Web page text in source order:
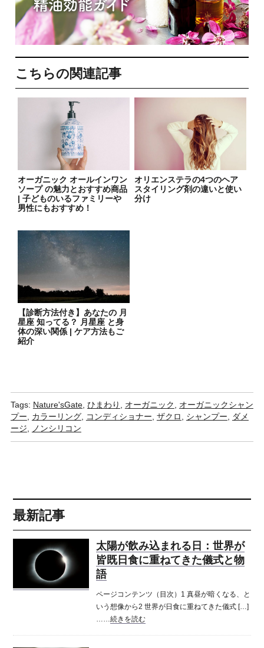
こちらの関連記事
オーガニック オールインワン
ソープ の魅力とおすすめ商品
| 子どものいるファミリーや
男性にもおすすめ！
オリエンステラの4つのヘア
スタイリング剤の違いと使い
分け
【診断方法付き】あなたの 月
星座 知ってる？ 月星座 と身
体の深い関係 | ケア方法もご
紹介
Tags: Nature'sGate, ひまわり オーガニック
オーガニックシャン
プー
カラーリング, コンディショナー ザクロ シャンプー
ダメ
ージ
ノンシリコン
最新記事
太陽が飲み込まれる日：世界が
皆既日食に重ねてきた儀式と物
語
ページコンテンツ（目次）1 真昼が暗くなる、と
いう想像から2 世界が日食に重ねてきた儀式 […]
……続きを読む